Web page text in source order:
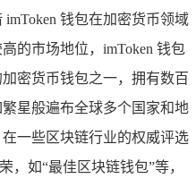
钱包在加密货币领域
的市场地位，imToken 钱包
密货币钱包之一，拥有数百
星般遍布全球多个国家和地
一些区块链行业的权威评选
，如“最佳区块链钱包”等，